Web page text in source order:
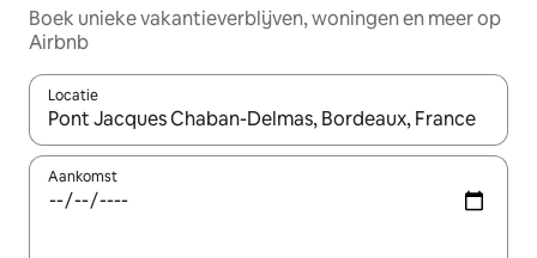
Boek unieke vakantieverblijven, woningen en meer op
Airbnb
Locatie
Wanneer er suggesties beschikbaar zijn, maak je een keuze
Aankomst